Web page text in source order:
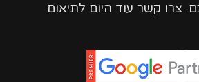
צרו קשר עוד היום לתיאום